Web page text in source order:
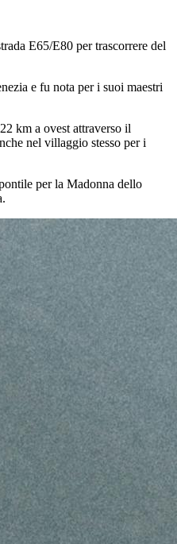
E65/E80 per trascorrere del
e fu nota per i suoi maestri
km a ovest attraverso il
nel villaggio stesso per i
per la Madonna dello